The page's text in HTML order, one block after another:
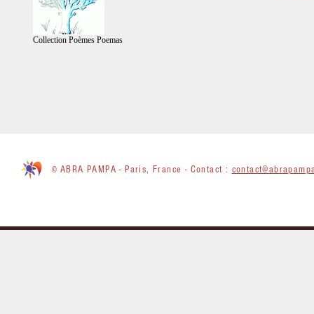
Collection Poèmes Poemas
© ABRA PAMPA - Paris, France - Contact :